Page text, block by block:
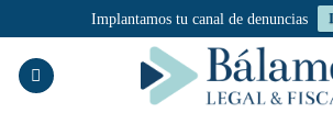
Implantamos tu canal de denuncias